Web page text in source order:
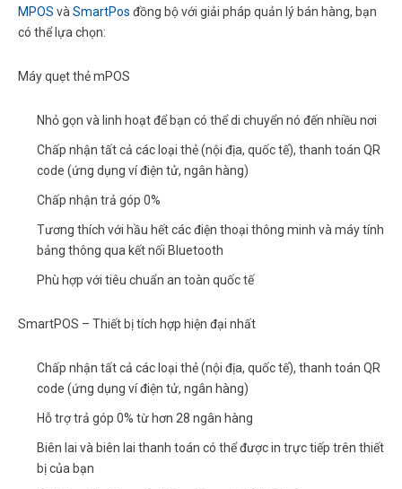
MPOS vàSmartPos đồng bộ với giải pháp quản lý bán hàng, bạn
có thể lựa chọn:
Máy quẹt thẻ mPOS
Nhỏ gọn và linh hoạt để bạn có thể di chuyển nó đến nhiều nơi
Chấp nhận tất cả các loại thẻ (nội địa, quốc tế), thanh toán QR
code (ứng dụng ví điện tử, ngân hàng)
Chấp nhận trả góp 0%
Tương thích với hầu hết các điện thoại thông minh và máy tính
bảng thông qua kết nối Bluetooth
Phù hợp với tiêu chuẩn an toàn quốc tế
SmartPOS – Thiết bị tích hợp hiện đại nhất
Chấp nhận tất cả các loại thẻ (nội địa, quốc tế), thanh toán QR
code (ứng dụng ví điện tử, ngân hàng)
Hỗ trợ trả góp 0% từ hơn 28 ngân hàng
Biên lai và biên lai thanh toán có thể được in trực tiếp trên thiết
bị của bạn